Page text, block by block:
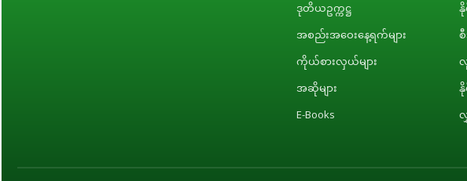
ဒုတိယဥက္ကဋ္ဌ
အစည်းအဝေးနေ့ရက်များ
ကိုယ်စားလှယ်များ
အဆိုများ
E-Books
စီ